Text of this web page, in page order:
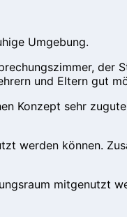
Umgebung.
und Eltern gut
Konzept sehr
werden können.
mitgenutzt